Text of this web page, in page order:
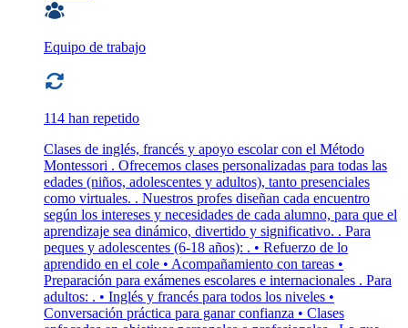
Equipo de trabajo
114 han repetido
Clases de inglés, francés y apoyo escolar con el Método
Montessori . Ofrecemos clases personalizadas para todas las
edades (niños, adolescentes y adultos), tanto presenciales
como virtuales. . Nuestros profes diseñan cada encuentro
según los intereses y necesidades de cada alumno, para que el
aprendizaje sea dinámico, divertido y significativo. . Para
peques y adolescentes (6-18 años): . • Refuerzo de lo
aprendido en el cole • Acompañamiento con tareas •
Preparación para exámenes escolares e internacionales . Para
adultos: . • Inglés y francés para todos los niveles •
Conversación práctica para ganar confianza • Clases